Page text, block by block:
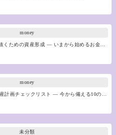
money
くための資産形成 ― いまから始めるお金…
money
計画チェックリスト ― 今から備える10の…
未分類